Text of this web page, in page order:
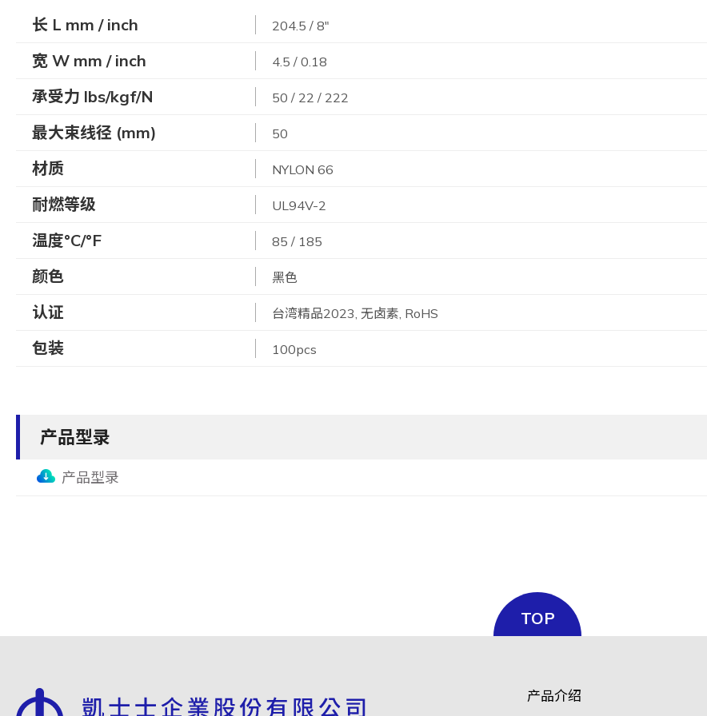
长 L mm / inch 204.5 / 8"
宽 W mm / inch 4.5 / 0.18
承受力 lbs/kgf/N 50 / 22 / 222
最大束线径 (mm) 50
材质 NYLON 66
耐燃等级 UL94V-2
温度°C/°F 85 / 185
颜色 黑色
认证 台湾精品2023, 无卤素, RoHS
包装 100pcs
产品型录
产品型录
TOP
产品介绍